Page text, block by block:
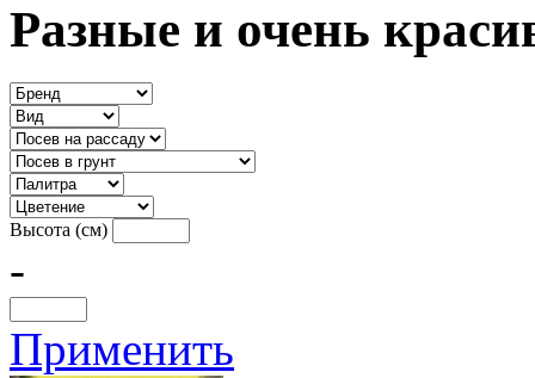
Разные и очень
Высота (см)
-
Применить